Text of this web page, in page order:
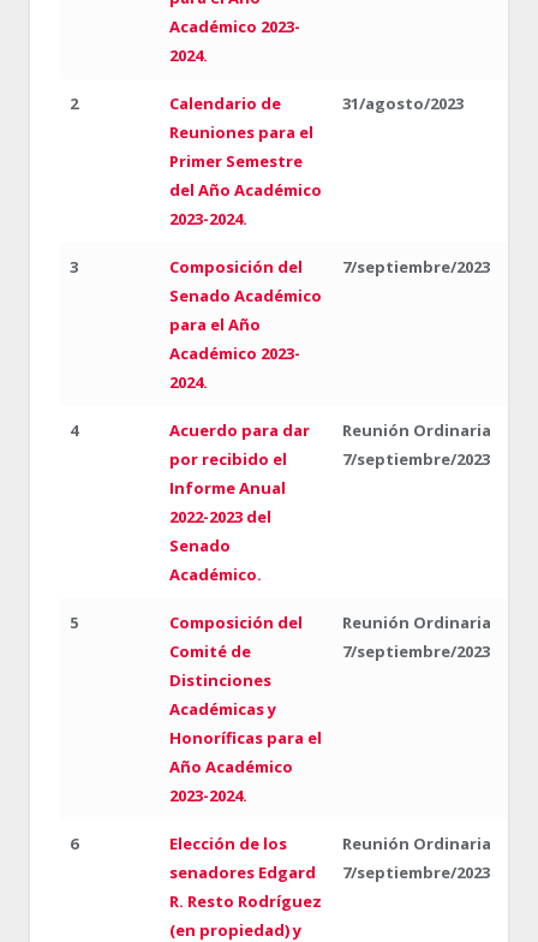
Académico 2023-
2024.
2
Calendario de
Reuniones para el
Primer Semestre
del Año Académico
2023-2024.
31/agosto/2023
3
Composición del
Senado Académico
para el Año
Académico 2023-
2024.
7/septiembre/2023
4
Acuerdo para dar
por recibido el
Informe Anual
2022-2023 del
Senado
Académico.
Reunión Ordinaria
7/septiembre/2023
5
Composición del
Comité de
Distinciones
Académicas y
Honoríficas para el
Año Académico
2023-2024.
Reunión Ordinaria
7/septiembre/2023
6
Elección de los
senadores Edgard
R. Resto Rodríguez
(en propiedad) y
Reunión Ordinaria
7/septiembre/2023